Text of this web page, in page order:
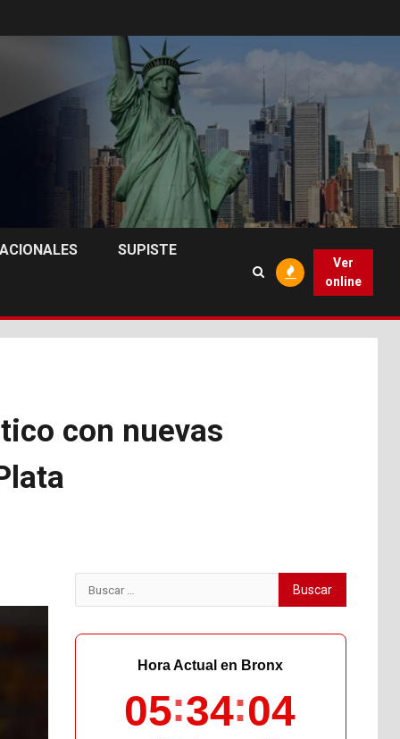
SUPISTE
Ver
online
con nuevas
Buscar:
Hora Actual en Bronx
05 34 05